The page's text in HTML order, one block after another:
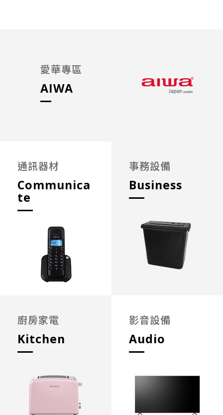
愛華專區
AIWA
通訊器材
Communica
te
事務設備
Business
廚房家電
Kitchen
影音設備
Audio